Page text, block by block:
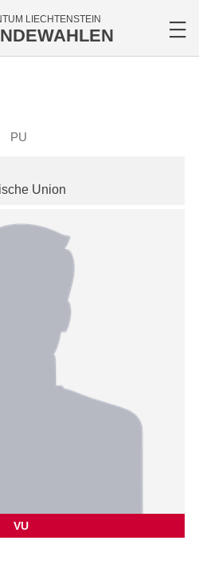
LIECHTENSTEIN
PU
Union
VU